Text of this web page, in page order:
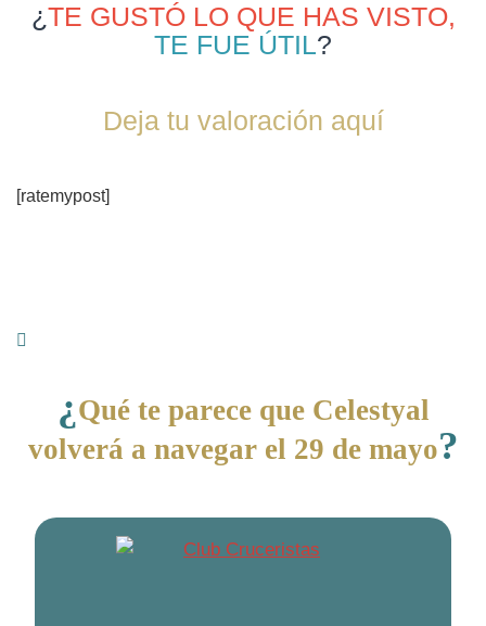
¿TE GUSTÓ LO QUE HAS VISTO,
TE FUE ÚTIL?
Deja tu valoración aquí
[ratemypost]
¿ Qué te parece que Celestyal
volverá a navegar el 29 de mayo?